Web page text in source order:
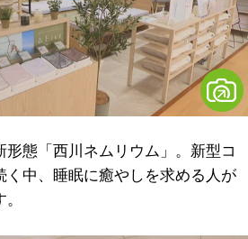
態「西川ネムリウム」。新型コ
く中、睡眠に癒やしを求める人が